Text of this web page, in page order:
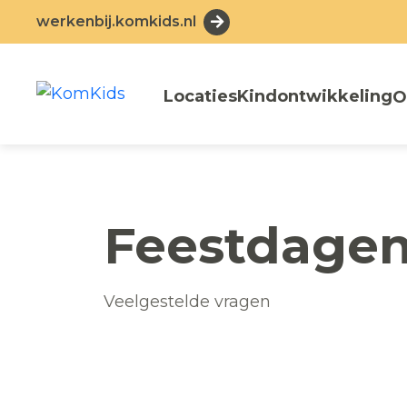
werkenbij.komkids.nl
LocatiesKindontwikkeling
Veelgestelde vragen